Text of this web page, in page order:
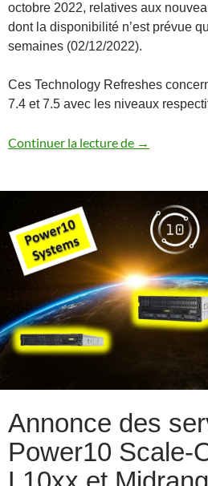
octobre 2022, relatives aux
dont la disponibilité n’est prévue
semaines (02/12/2022).
Ces Technology Refreshes
7.4 et 7.5 avec les niveaux
Continuer la lecture de Annonces
→
Annonce des
Power10 Scale-